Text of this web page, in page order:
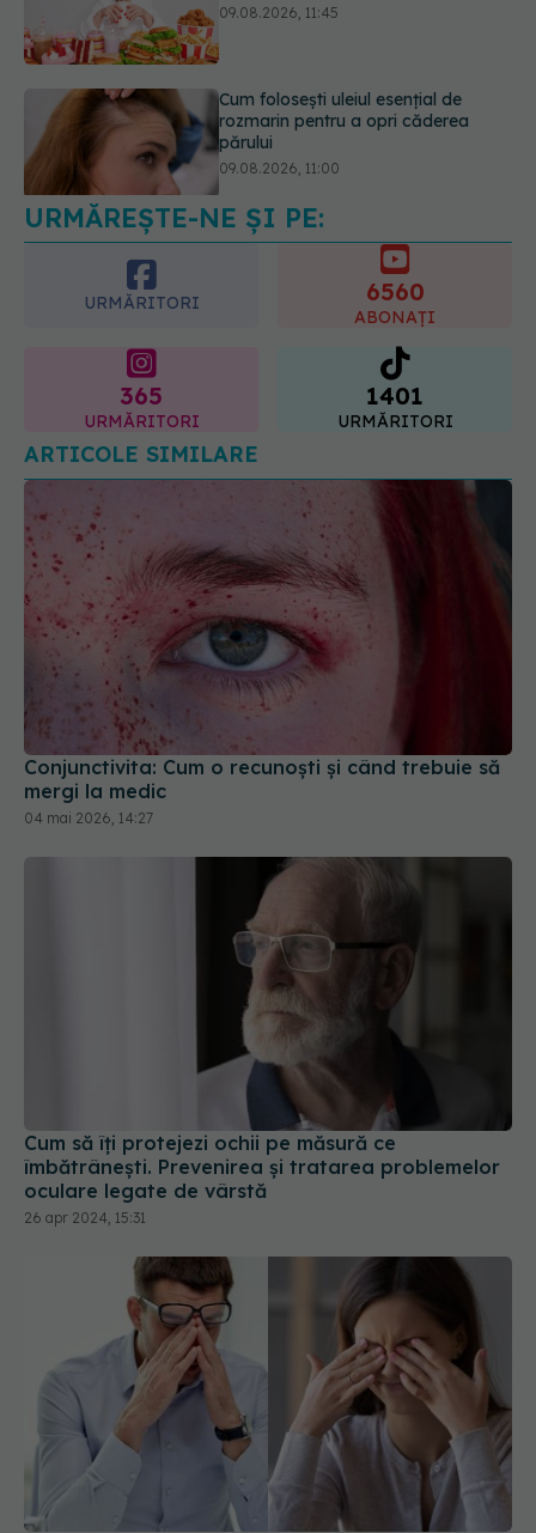
rozmarin pentru a opri căderea
părului
09.08.2026, 11:00
Ce este testul TORCH și cine trebuie
să-l facă. Ce înseamnă un rezultat
URMĂREȘTE-NE ȘI PE:
URMĂRITORI 6560
ABONAȚI
365
URMĂRITORI
1401
URMĂRITORI
ARTICOLE SIMILARE
Conjunctivita: Cum o recunoști și când trebuie să
mergi la medic
04 mai 2026, 14:27
Cum să îți protejezi ochii pe măsură ce
îmbătrânești. Prevenirea și tratarea problemelor
oculare legate de vârstă
26 apr 2024, 15:31
Trei motive pentru care să nu te freci la ochi.